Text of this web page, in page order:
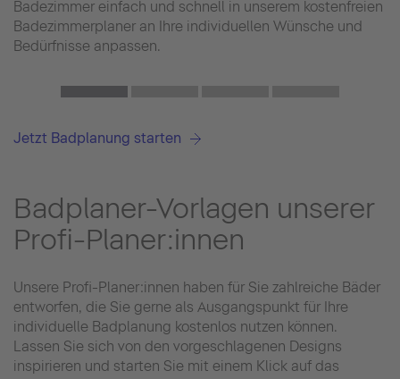
Badezimmer einfach und schnell in unserem kostenfreien
Badezimmerplaner an Ihre individuellen Wünsche und
Bedürfnisse anpassen.
Jetzt Badplanung starten
Badplaner-Vorlagen unserer
Profi-Planer:innen
Unsere Profi-Planer:innen haben für Sie zahlreiche Bäder
entworfen, die Sie gerne als Ausgangspunkt für Ihre
individuelle Badplanung kostenlos nutzen können.
Lassen Sie sich von den vorgeschlagenen Designs
inspirieren und starten Sie mit einem Klick auf das